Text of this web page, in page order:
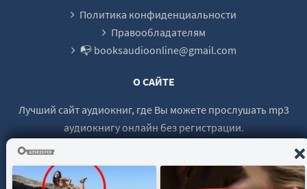
Политика конфиденциальности
Правообладателям
📭 booksaudioonline@gmail.com
О САЙТЕ
Лучший сайт аудиокниг, где Вы можете прослушать mp3
аудиокнигу онлайн без регистрации.